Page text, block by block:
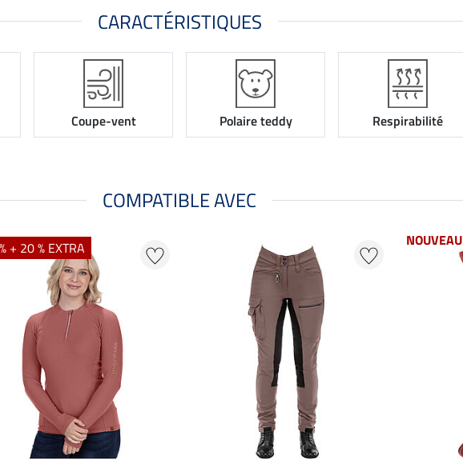
CARACTÉRISTIQUES
Coupe-vent Polaire teddy Respirabilité
COMPATIBLE AVEC
+ 20 % EXTRA NOUVEAU